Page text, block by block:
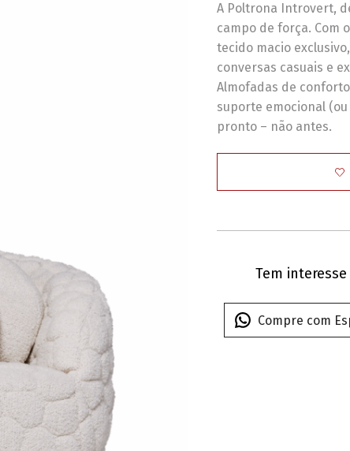
A Poltrona Introvert,
campo de força. Com
tecido macio
conversas casuais e
Almofadas de
suporte emocional
pronto – não antes.
Tem
Compre com